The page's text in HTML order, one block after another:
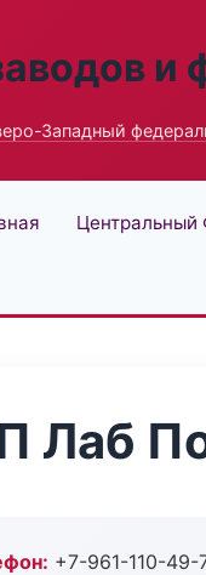
и
Западный
Лаб
+7-961-110-49-